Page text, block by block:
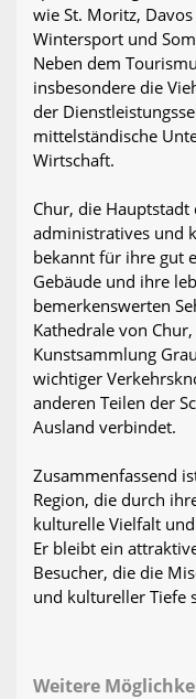
wie St. Moritz,
Wintersport und
Neben dem
insbesondere die
der
mittelständische
Wirtschaft.
Chur, die Hauptstadt
administratives und
bekannt für ihre gut
Gebäude und ihre
bemerkenswerten
Kathedrale von
Kunstsammlung
wichtiger
anderen Teilen der
Ausland verbindet.
Zusammenfassend
Region, die durch
kulturelle Vielfalt
Er bleibt ein
Besucher, die die
und kultureller Tiefe
Weitere